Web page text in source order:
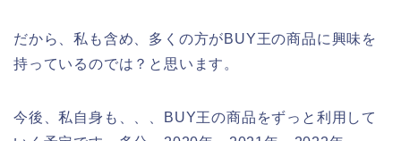
だから、私も含め、多くの方がBUY王の商品に興味を
持っているのでは？と思います。
今後、私自身も、、、BUY王の商品をずっと利用して